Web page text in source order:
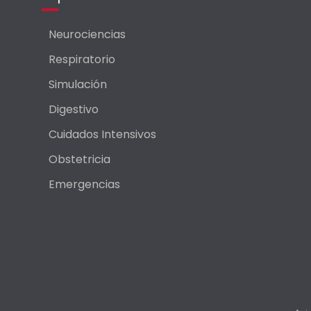
Neurociencias
Respiratorio
Simulación
Digestivo
Cuidados Intensivos
Obstetricia
Emergencias